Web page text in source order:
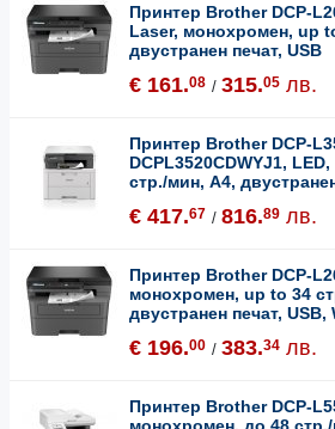
Принтер Brother DCP-
Laser, монохромен, up
двустранен печат, USB
€ 161.08 / 315.05 лв.
Принтер Brother DCP-
DCPL3520CDWYJ1,
стр./мин, A4,
€ 417.67 / 816.89 лв.
Принтер Brother DCP-
монохромен, up to 34
двустранен печат, USB,
€ 196.00 / 383.34 лв.
Принтер Brother DCP-